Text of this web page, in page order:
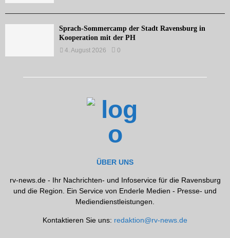
Sprach-Sommercamp der Stadt Ravensburg in
Kooperation mit der PH
4. August 2026 0
ÜBER UNS
rv-news.de - Ihr Nachrichten- und Infoservice für die Ravensburg
und die Region. Ein Service von Enderle Medien - Presse- und
Mediendienstleistungen.
Kontaktieren Sie uns: redaktion@rv-news.de